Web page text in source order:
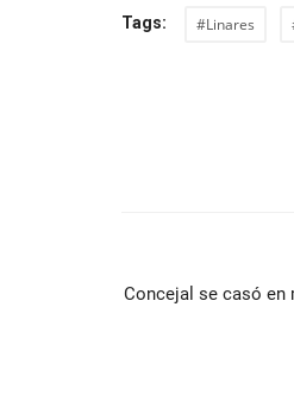
Tags: #Linares
Concejal se casó en